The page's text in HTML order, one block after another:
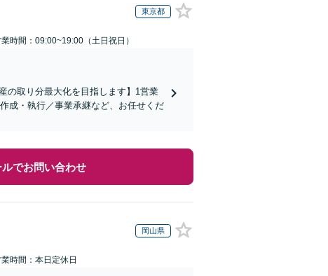
東京都
時間：09:00~19:00（土日祝日）
の取り分最大化を目指します】1営業
成・執行／事業承継など、お任せくだ
ルでお問い合わせ
岡山県
時間：本日定休日